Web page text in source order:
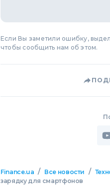
Если Вы заметили ошибку,
чтобы сообщить нам об этом.
Finance.ua / Все новости /
зарядку для смартфонов